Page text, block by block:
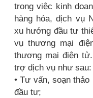
trong việc kinh
hàng hóa, dịch vụ
xu hướng đầu tư
vụ thương mại
thương mại điện
trợ dịch vụ như sau:
• Tư vấn, soạn
đầu tư;